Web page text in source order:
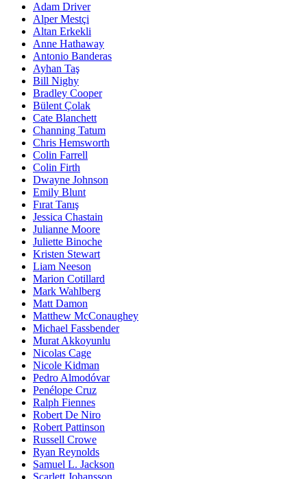
Adam Driver
Alper Mestçi
Altan Erkekli
Anne Hathaway
Antonio Banderas
Ayhan Taş
Bill Nighy
Bradley Cooper
Bülent Çolak
Cate Blanchett
Channing Tatum
Chris Hemsworth
Colin Farrell
Colin Firth
Dwayne Johnson
Emily Blunt
Fırat Tanış
Jessica Chastain
Julianne Moore
Juliette Binoche
Kristen Stewart
Liam Neeson
Marion Cotillard
Mark Wahlberg
Matt Damon
Matthew McConaughey
Michael Fassbender
Murat Akkoyunlu
Nicolas Cage
Nicole Kidman
Pedro Almodóvar
Penélope Cruz
Ralph Fiennes
Robert De Niro
Robert Pattinson
Russell Crowe
Ryan Reynolds
Samuel L. Jackson